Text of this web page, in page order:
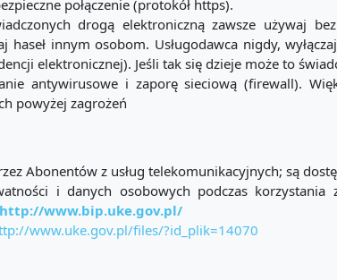
połączenie (protokół https).
drogą elektroniczną zawsze używaj
haseł innym osobom. Usługodawca nigdy,
elektronicznej). Jeśli tak się dzieje może to
antywirusowe i zaporę sieciową (firewall).
powyżej zagrożeń
Abonentów z usług telekomunikacyjnych; są
i danych osobowych podczas
http://www.bip.uke.gov.pl/
www.uke.gov.pl/files/?id_plik=14070